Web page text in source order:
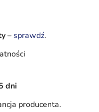
–sprawdź.
dni
producenta.